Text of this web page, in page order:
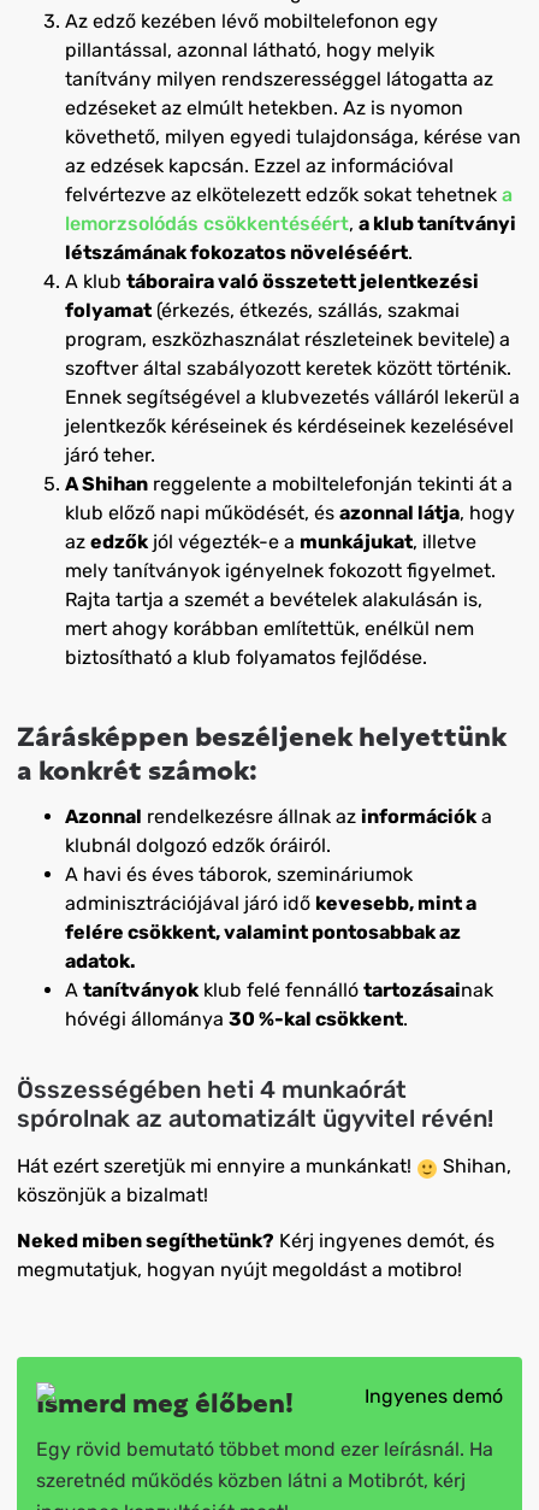
Az edző kezében lévő mobiltelefonon egy
pillantással, azonnal látható, hogy melyik
tanítvány milyen rendszerességgel látogatta az
edzéseket az elmúlt hetekben. Az is nyomon
követhető, milyen egyedi tulajdonsága, kérése van
az edzések kapcsán. Ezzel az információval
felvértezve az elkötelezett edzők sokat tehetnek a
lemorzsolódás csökkentéséért, a klub tanítványi
létszámának fokozatos növeléséért.
A klub táboraira való összetett jelentkezési
folyamat (érkezés, étkezés, szállás, szakmai
program, eszközhasználat részleteinek bevitele) a
szoftver által szabályozott keretek között történik.
Ennek segítségével a klubvezetés válláról lekerül a
jelentkezők kéréseinek és kérdéseinek kezelésével
járó teher.
A Shihan reggelente a mobiltelefonján tekinti át a
klub előző napi működését, és azonnal látja, hogy
az edzők jól végezték-e a munkájukat, illetve
mely tanítványok igényelnek fokozott figyelmet.
Rajta tartja a szemét a bevételek alakulásán is,
mert ahogy korábban említettük, enélkül nem
biztosítható a klub folyamatos fejlődése.
Zárásképpen beszéljenek helyettünk
a konkrét számok:
Azonnal rendelkezésre állnak az információk a
klubnál dolgozó edzők óráiról.
A havi és éves táborok, szemináriumok
adminisztrációjával járó idő kevesebb, mint a
felére csökkent, valamint pontosabbak az
adatok.
A tanítványok klub felé fennálló tartozásainak
hóvégi állománya 30 %-kal csökkent.
Összességében heti 4 munkaórát
spórolnak az automatizált ügyvitel révén!
Hát ezért szeretjük mi ennyire a munkánkat!
Shihan,
köszönjük a bizalmat!
Neked miben segíthetünk? Kérj ingyenes demót, és
megmutatjuk, hogyan nyújt megoldást a motibro!
Ismerd meg élőben!
Egy rövid bemutató többet mond ezer leírásnál. Ha
szeretnéd működés közben látni a Motibrót, kérj